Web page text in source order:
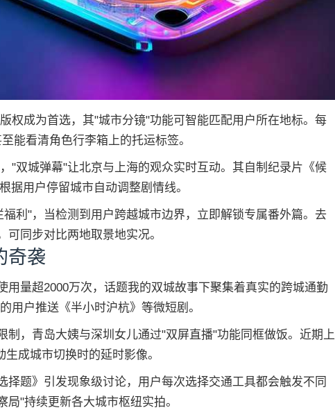
权成为首选，其"城市分镜"功能可智能匹配用户所在地标。每
能看清角色行李箱上的托运标签。
"双城弹幕"让北京与上海的观众实时互动。其自制纪录片《候
据用户停留城市自动调整剧情线。
利"，当检测到用户跨越城市边界，立即解锁专属番外篇。去
同步对比两地取景地实况。
奇袭
用量超2000万次，话题我的双城故事下聚集着真实的跨城通勤
用户推送《半小时沪杭》等微短剧。
制，青岛大姨与深圳女儿通过"双屏直播"功能同框做饭。近期上
成城市切换时的延时影像。
择题》引发现象级讨论，用户每次选择交通工具都会触发不同
"持续更新各大城市枢纽实拍。